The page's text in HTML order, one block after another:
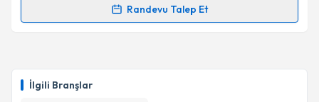
İlgili Branşlar
Randevu Talep Et
Randevu Takvimi Talebi
takvim hazırlandığında e-posta ile bilgilendireceğiz.